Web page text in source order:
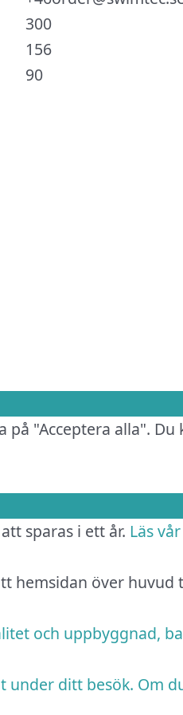
300
156
90
"Acceptera alla".
sparas i ett år. Läs
hemsidan över huvud
och uppbyggnad,
under ditt besök. Om